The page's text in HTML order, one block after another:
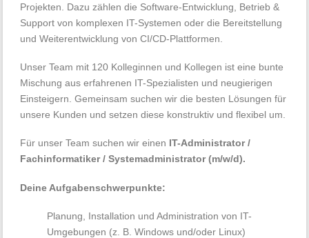
Projekten. Dazu zählen die Software-Entwicklung, Betrieb &
Support von komplexen IT-Systemen oder die Bereitstellung
und Weiterentwicklung von CI/CD-Plattformen.
Unser Team mit 120 Kolleginnen und Kollegen ist eine bunte
Mischung aus erfahrenen IT-Spezialisten und neugierigen
Einsteigern. Gemeinsam suchen wir die besten Lösungen für
unsere Kunden und setzen diese konstruktiv und flexibel um.
Für unser Team suchen wir einen IT-Administrator /
Fachinformatiker / Systemadministrator (m/w/d).
Deine Aufgabenschwerpunkte:
Planung, Installation und Administration von IT-
Umgebungen (z. B. Windows und/oder Linux)